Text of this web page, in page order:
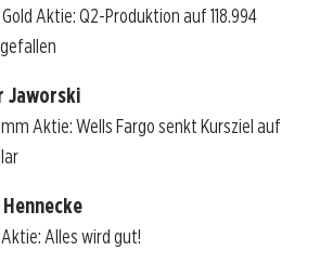
Aktie: Q2-Produktion auf 118.994
Jaworski
Aktie: Wells Fargo senkt Kursziel auf
Alles wird gut!